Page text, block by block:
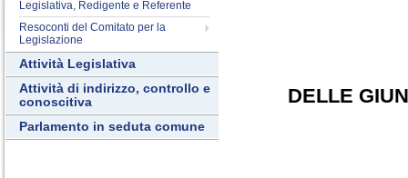
Legislativa, Redigente e Referente
Resoconti del Comitato per la
Legislazione
Attività Legislativa
Attività di indirizzo, controllo e
conoscitiva
Parlamento in seduta comune
DELLE